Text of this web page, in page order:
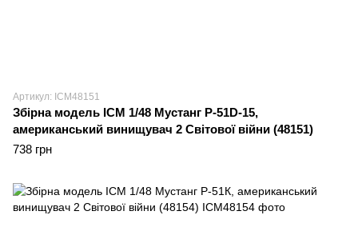
Артикул: ICM48151
Збірна модель ICM 1/48 Мустанг Р-51D-15,
американський винищувач 2 Світової війни (48151)
738 грн